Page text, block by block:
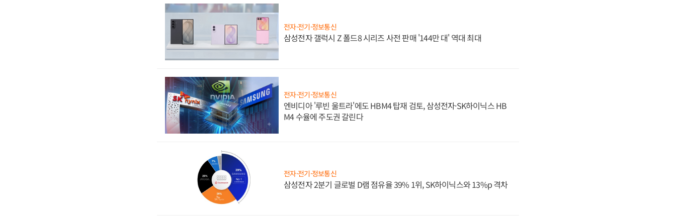
전자·전기·정보통신
삼성전자 갤럭시 Z 폴드8 시리즈 사전 판매 '144만 대' 역대 최대
전자·전기·정보통신
엔비디아 '루빈 울트라'에도 HBM4 탑재 검토, 삼성전자·SK하이닉스 HB
M4 수율에 주도권 갈린다
전자·전기·정보통신
삼성전자 2분기 글로벌 D램 점유율 39% 1위, SK하이닉스와 13%p 격차